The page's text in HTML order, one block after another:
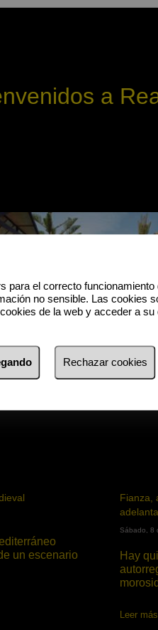
a
Villas
un escenario
fianza, aval y seguro de impago de alquiler, ¿cuánto dinero pueden pedirte por
Sábado,
Hay quien opina que el mercado es como un ecosistema capaz de
Leer
para el correcto
no sensible. Las cookies
de la web y acceder a su
Rechazar cookies